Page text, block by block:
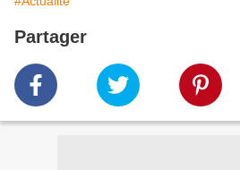
Partager